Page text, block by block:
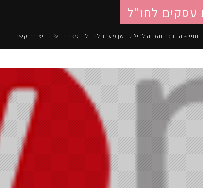
עסקים לחו"ל
– הדרכה והכנה לרילוקיישן מעבר לחו"ל ספרים יצירת קשר